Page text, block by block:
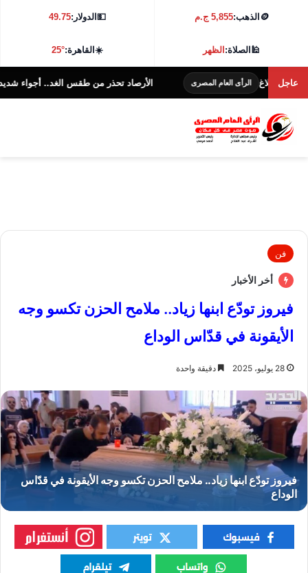
🪙 الذهب:5,855 ج.م 💵الدولار:49.75
🕌الصلاة:الظهر ☀️القاهرة:25°
عاجلالرأى العام المصرى الأرصاد تحذر من طقس الغد.. أجواء شديدة الحرارة و38 درجة
فن
أخر الأخبار
فيروز تودّع ابنها زياد.. ملامح الحزن تكسو وجه
الأيقونة في قدّاس الوداع
28 يوليو، 2025 دقيقة واحدة